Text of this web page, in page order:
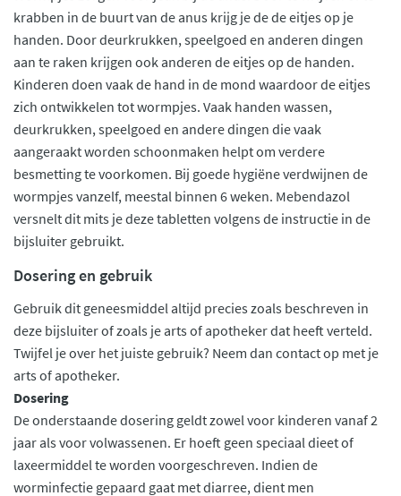
krabben in de buurt van de anus krijg je de de eitjes op je
handen. Door deurkrukken, speelgoed en anderen dingen
aan te raken krijgen ook anderen de eitjes op de handen.
Kinderen doen vaak de hand in de mond waardoor de eitjes
zich ontwikkelen tot wormpjes. Vaak handen wassen,
deurkrukken, speelgoed en andere dingen die vaak
aangeraakt worden schoonmaken helpt om verdere
besmetting te voorkomen. Bij goede hygiëne verdwijnen de
wormpjes vanzelf, meestal binnen 6 weken. Mebendazol
versnelt dit mits je deze tabletten volgens de instructie in de
bijsluiter gebruikt.
Dosering en gebruik
Gebruik dit geneesmiddel altijd precies zoals beschreven in
deze bijsluiter of zoals je arts of apotheker dat heeft verteld.
Twijfel je over het juiste gebruik? Neem dan contact op met je
arts of apotheker.
Dosering
De onderstaande dosering geldt zowel voor kinderen vanaf 2
jaar als voor volwassenen. Er hoeft geen speciaal dieet of
laxeermiddel te worden voorgeschreven. Indien de
worminfectie gepaard gaat met diarree, dient men